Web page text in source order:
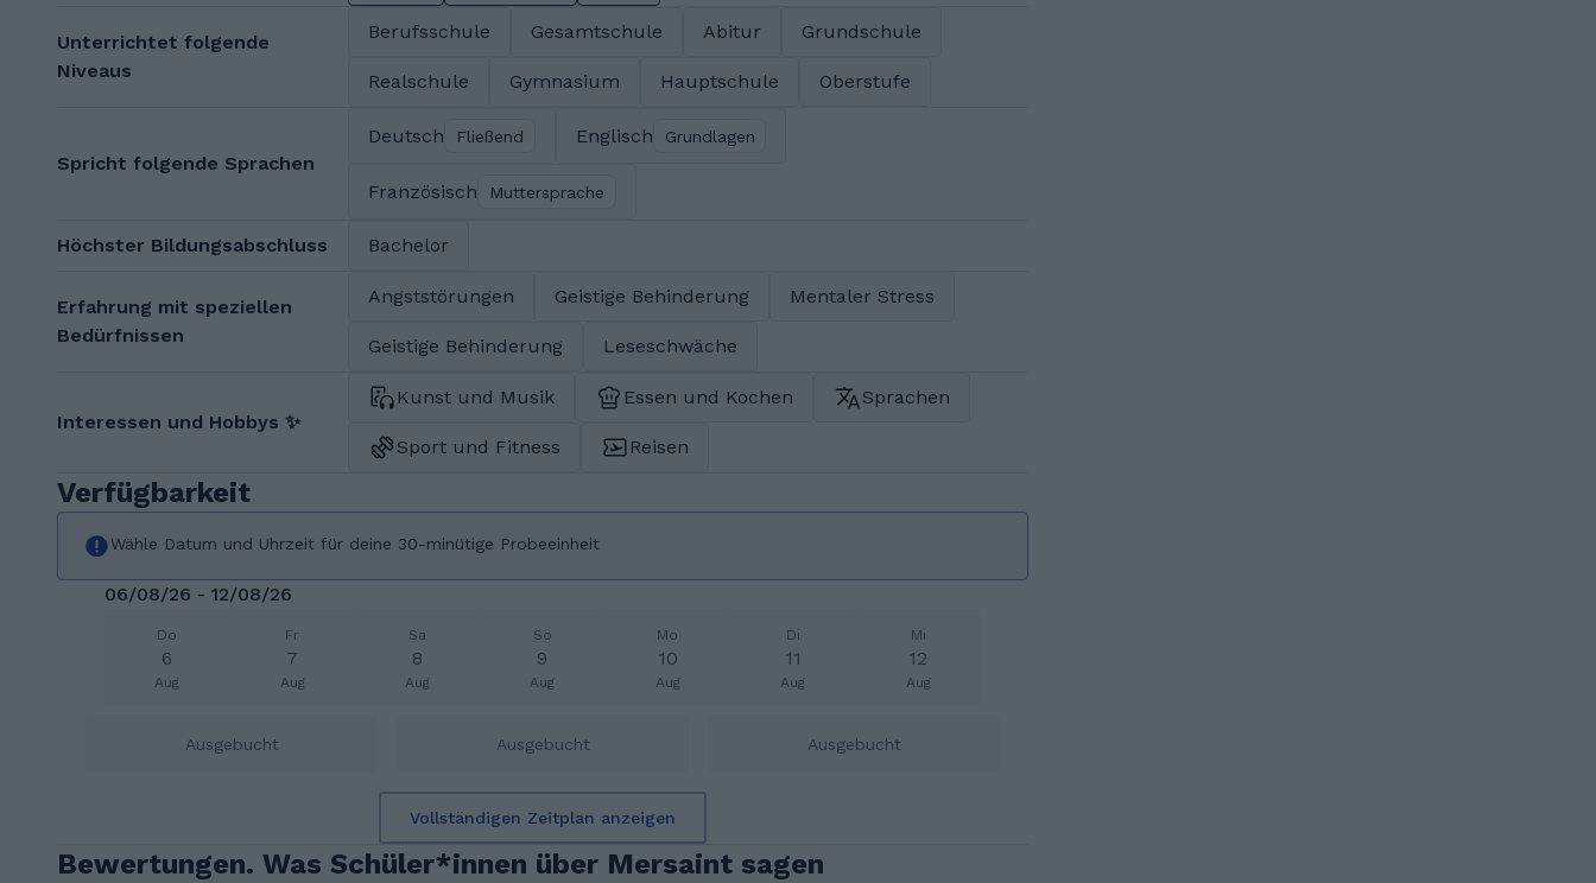
Unterrichtet folgende
Niveaus
Berufsschule Gesamtschule Abitur Grundschule
Realschule Gymnasium Hauptschule Oberstufe
Spricht folgende Sprachen
Deutsch Fließend Englisch Grundlagen
Französisch Muttersprache
Höchster Bildungsabschluss Bachelor
Erfahrung mit speziellen
Bedürfnissen
Angststörungen Geistige Behinderung Mentaler Stress
Geistige Behinderung Leseschwäche
Interessen und Hobbys ✨
Kunst und Musik Essen und Kochen Sprachen
Sport und Fitness Reisen
Verfügbarkeit
Wähle Datum und Uhrzeit für deine 30-minütige Probeeinheit
06/08/26 - 12/08/26
Do
6
Aug
Fr
7
Aug
Sa
8
Aug
So
9
Aug
Mo
10
Aug
Di
11
Aug
Mi
12
Aug
Ausgebucht Ausgebucht Ausgebucht
Vollständigen Zeitplan anzeigen
Bewertungen. Was Schüler*innen über Mersaint sagen